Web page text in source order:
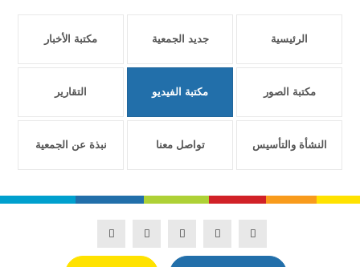
الرئيسية جديد الجمعية مكتبة الأخبار
مكتبة الصور مكتبة الفيديو التقارير
النشأة والتأسيس تواصل معنا نبذة عن الجمعية